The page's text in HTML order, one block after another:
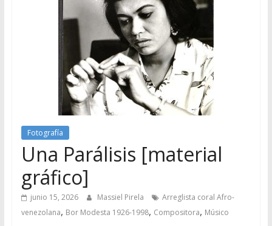
Fotografía
Una Parálisis [material
gráfico]
junio 15, 2026 Massiel Pirela
Arreglista coral Afro-
venezolana, Bor Modesta 1926-1998, Compositora, Músico